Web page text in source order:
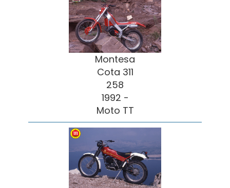
Montesa
Cota 311
258
1992 -
Moto TT